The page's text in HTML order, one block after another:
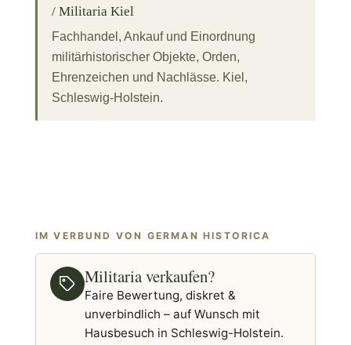
/ Militaria Kiel
Fachhandel, Ankauf und Einordnung
militärhistorischer Objekte, Orden,
Ehrenzeichen und Nachlässe. Kiel,
Schleswig-Holstein.
IM VERBUND VON GERMAN HISTORICA
Militaria verkaufen?
Faire Bewertung, diskret &
unverbindlich – auf Wunsch mit
Hausbesuch in Schleswig-Holstein.